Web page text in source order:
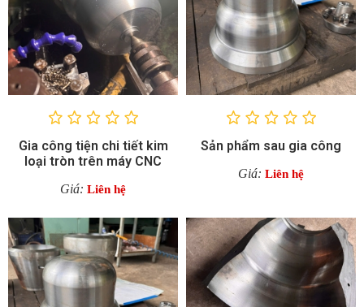
Gia công tiện chi tiết kim
loại tròn trên máy CNC
Giá: Liên hệ
Sản phẩm sau gia công
Giá: Liên hệ